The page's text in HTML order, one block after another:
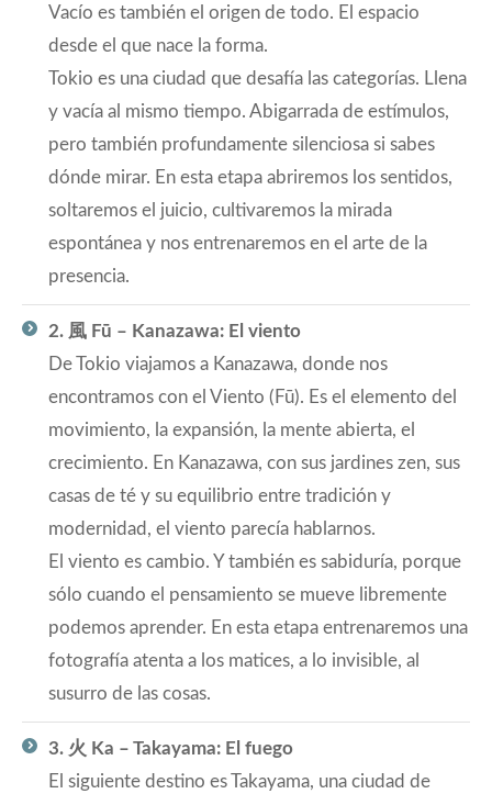
Vacío es también el origen de todo. El espacio
desde el que nace la forma.
Tokio es una ciudad que desafía las categorías. Llena
y vacía al mismo tiempo. Abigarrada de estímulos,
pero también profundamente silenciosa si sabes
dónde mirar. En esta etapa abriremos los sentidos,
soltaremos el juicio, cultivaremos la mirada
espontánea y nos entrenaremos en el arte de la
presencia.
2. 風 Fū – Kanazawa: El viento
De Tokio viajamos a Kanazawa, donde nos
encontramos con el Viento (Fū). Es el elemento del
movimiento, la expansión, la mente abierta, el
crecimiento. En Kanazawa, con sus jardines zen, sus
casas de té y su equilibrio entre tradición y
modernidad, el viento parecía hablarnos.
El viento es cambio. Y también es sabiduría, porque
sólo cuando el pensamiento se mueve libremente
podemos aprender. En esta etapa entrenaremos una
fotografía atenta a los matices, a lo invisible, al
susurro de las cosas.
3. 火 Ka – Takayama: El fuego
El siguiente destino es Takayama, una ciudad de